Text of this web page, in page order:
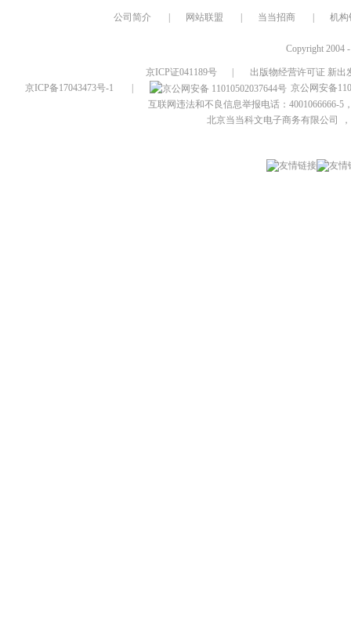
公司简介 网站联盟 当当招商 机构
Copyright 2004
京ICP证041189号
出版物经营许可证 新出
京ICP备17043473号-1
京公网安备
互联网违法和不良信息举报电话：4001066666-5
北京当当科文电子商务有限公司